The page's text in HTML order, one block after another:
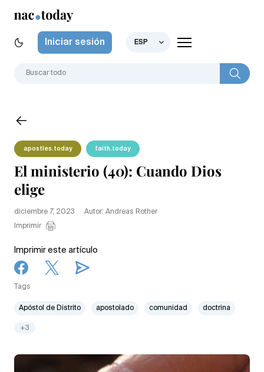
Iniciar sesión ESP
apostles.today faith.today
El ministerio (40): Cuando Dios
elige
diciembre 7, 2023
Autor: Andreas Rother
Imprimir
Imprimir este artículo
Tags
Apóstol de Distrito apostolado comunidad doctrina
+3